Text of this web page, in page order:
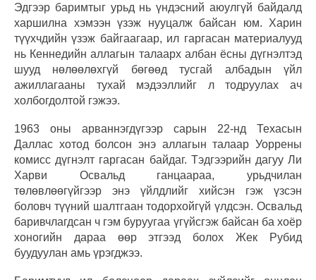
Эдгээр баримтыг урьд нь үндэсний аюулгүй байдалд
харшилна хэмээн үзэж нууцалж байсан юм. Харин
түүхчдийн үзэж байгаагаар, ил гаргасан материалууд
нь Кеннедийн аллагын талаарх албан ёсны дүгнэлтэд
шууд нөлөөлөхгүй бөгөөд тусгай албадын үйл
ажиллагааны тухай мэдээллийг л тодруулах ач
холбогдолтой гэжээ.
1963 оны арваннэгдүгээр сарын 22-нд Техасын
Даллас хотод болсон энэ аллагын талаар Уоррены
комисс дүгнэлт гаргасан байдаг. Тэдгээрийн дагуу Ли
Харви Освальд ганцаараа, урьдчилан
төлөвлөөгүйгээр энэ үйлдлийг хийсэн гэж үзсэн
боловч түүний шалтгаан тодорхойгүй үлдсэн. Освальд
баривчлагдсан ч гэм буруугаа үгүйсгэж байсан ба хоёр
хоногийн дараа өөр этгээд болох Жек Рубид
буудуулан амь үрэгджээ.